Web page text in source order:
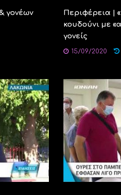
γονέων
Περιφέρεια |
κουδούνι με
γονείς
15/09/2020